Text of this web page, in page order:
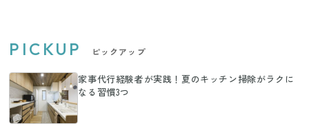
PICKUP ピックアップ
家事代行経験者が実践！夏のキッチン掃除がラクに
なる習慣3つ